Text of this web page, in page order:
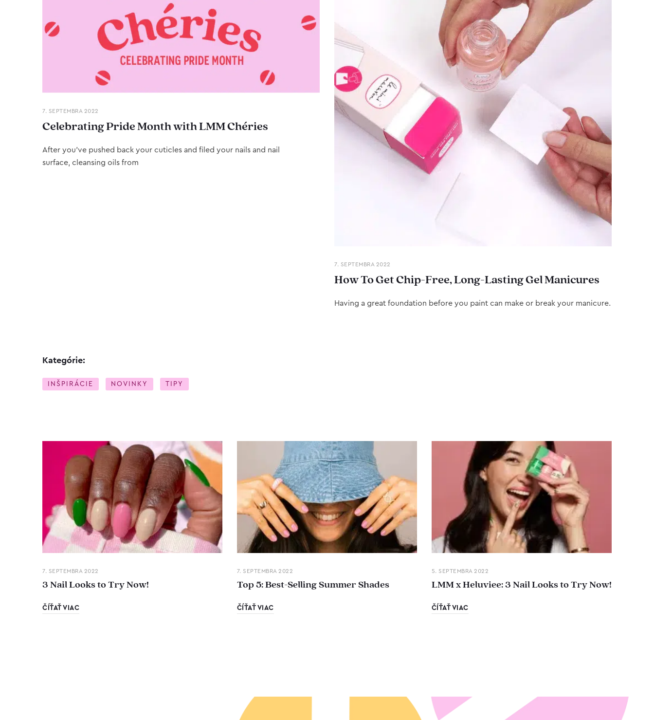
7. SEPTEMBRA 2022
Celebrating Pride Month with LMM Chéries
After you’ve pushed back your cuticles and filed your nails and nail
surface, cleansing oils from
7. SEPTEMBRA 2022
How To Get Chip-Free, Long-Lasting Gel Manicures
Having a great foundation before you paint can make or break your manicure.
Kategórie:
INŠPIRÁCIE NOVINKY TIPY
7. SEPTEMBRA 2022
3 Nail Looks to Try Now!
ČÍŤAŤ VIAC
7. SEPTEMBRA 2022
Top 5: Best-Selling Summer Shades
ČÍŤAŤ VIAC
5. SEPTEMBRA 2022
LMM x Heluviee: 3 Nail Looks to Try Now!
ČÍŤAŤ VIAC